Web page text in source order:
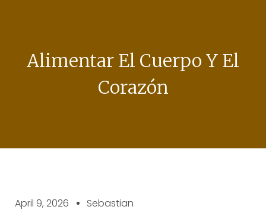
Alimentar El Cuerpo Y El
Corazón
April 9, 2026 Sebastian